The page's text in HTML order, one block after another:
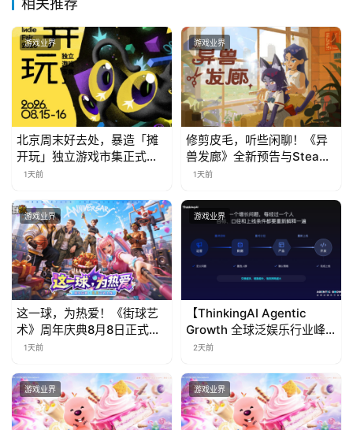
中
文
国
)
相关推荐
游戏业界
北京周末好去处，暴造「摊
开玩」独立游戏市集正式开
票！
1天前
游戏业界
修剪皮毛，听些闲聊！《异
兽发廊》全新预告与Steam
免费试玩公开
1天前
游戏业界
这一球，为热爱！《街球艺
术》周年庆典8月8日正式上
线，多重福利与全新内容同
1天前
游戏业界
【ThinkingAI Agentic
Growth 全球泛娱乐行业峰
会】Agent 时代，人到底负
2天前
游戏业界 游戏业界